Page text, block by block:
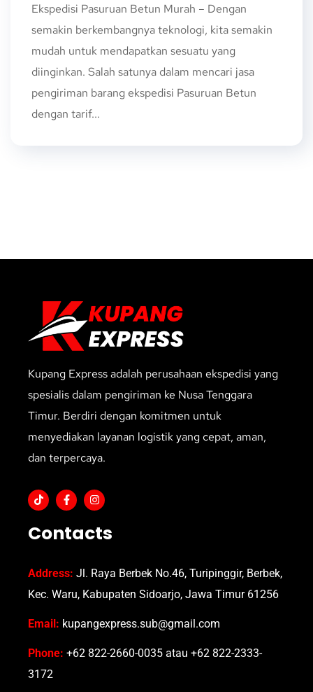
Ekspedisi Pasuruan Betun Murah – Dengan
semakin berkembangnya teknologi, kita semakin
mudah untuk mendapatkan sesuatu yang
diinginkan. Salah satunya dalam mencari jasa
pengiriman barang ekspedisi Pasuruan Betun
dengan tarif...
Kupang Express adalah perusahaan ekspedisi yang
spesialis dalam pengiriman ke Nusa Tenggara
Timur. Berdiri dengan komitmen untuk
menyediakan layanan logistik yang cepat, aman,
dan terpercaya.
Contacts
Address: Jl. Raya Berbek No.46, Turipinggir, Berbek,
Kec. Waru, Kabupaten Sidoarjo, Jawa Timur 61256
Email: kupangexpress.sub@gmail.com
Phone: +62 822-2660-0035 atau +62 822-2333-
3172